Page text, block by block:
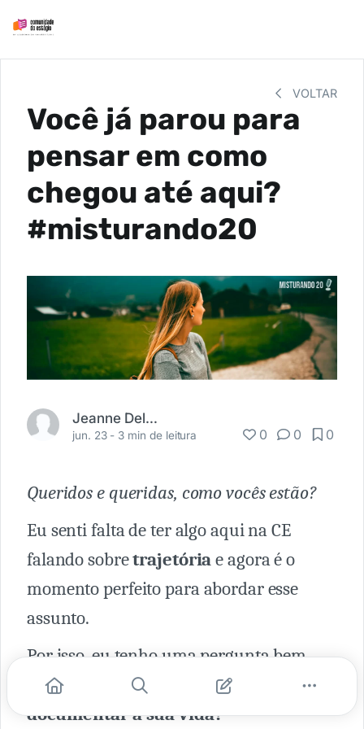
VOLTAR
Você já parou para
pensar em como
chegou até aqui?
#misturando20
Jeanne Delava
jun. 23 - 3 min de leitura 0 0 0
Queridos e queridas, como vocês estão?
Eu senti falta de ter algo aqui na CE
falando sobretrajetóriae agora é o
momento perfeito para abordar esse
assunto.
Por isso, eu tenho uma pergunta bem
direta para vocês:
você costuma
documentar a sua vida?